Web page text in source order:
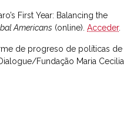
First Year: Balancing the
Americans (online). Acceder.
de progreso de políticas de
Fundação Maria Cecilia